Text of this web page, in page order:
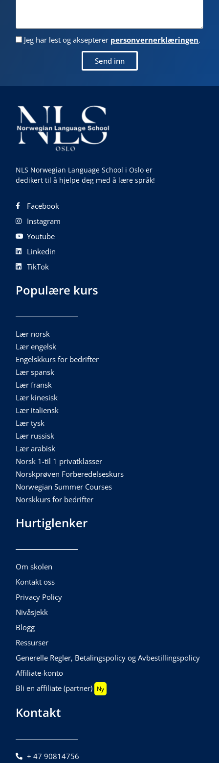
Jeg har lest og aksepterer personvernerklæringen.
Send inn
NLS Norwegian Language School i Oslo er
dedikert til å hjelpe deg med å lære språk!
Facebook
Instagram
Youtube
Linkedin
TikTok
Populære kurs
Lær norsk
Lær engelsk
Engelskkurs for bedrifter
Lær spansk
Lær fransk
Lær kinesisk
Lær italiensk
Lær tysk
Lær russisk
Lær arabisk
Norsk 1-til 1 privatklasser
Norskprøven Forberedelseskurs
Norwegian Summer Courses
Norskkurs for bedrifter
Hurtiglenker
Om skolen
Kontakt oss
Privacy Policy
Nivåsjekk
Blogg
Ressurser
Generelle Regler, Betalingspolicy og Avbestillingspolicy
Affiliate-konto
Bli en affiliate (partner) Ny
Kontakt
+ 47 90814756